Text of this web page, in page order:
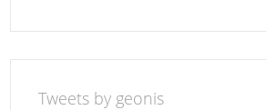
Tweets by geonis